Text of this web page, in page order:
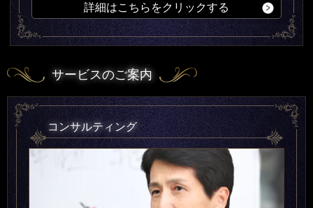
詳細はこちらをクリックする
サービスのご案内
コンサルティング